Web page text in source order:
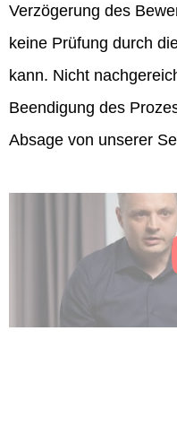
Verzögerung des
keine Prüfung durch
kann. Nicht
Beendigung des
Absage von unserer